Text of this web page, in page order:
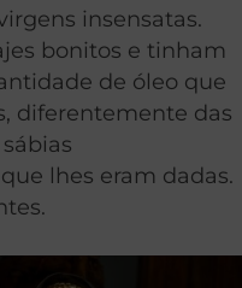
insensatas.
bonitos e tinham
de óleo que
diferentemente das
lhes eram dadas.